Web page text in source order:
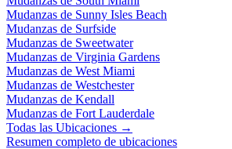
Mudanzas de Sunny Isles Beach
Mudanzas de Surfside
Mudanzas de Sweetwater
Mudanzas de Virginia Gardens
Mudanzas de West Miami
Mudanzas de Westchester
Mudanzas de Kendall
Mudanzas de Fort Lauderdale
Todas las Ubicaciones →
Resumen completo de ubicaciones